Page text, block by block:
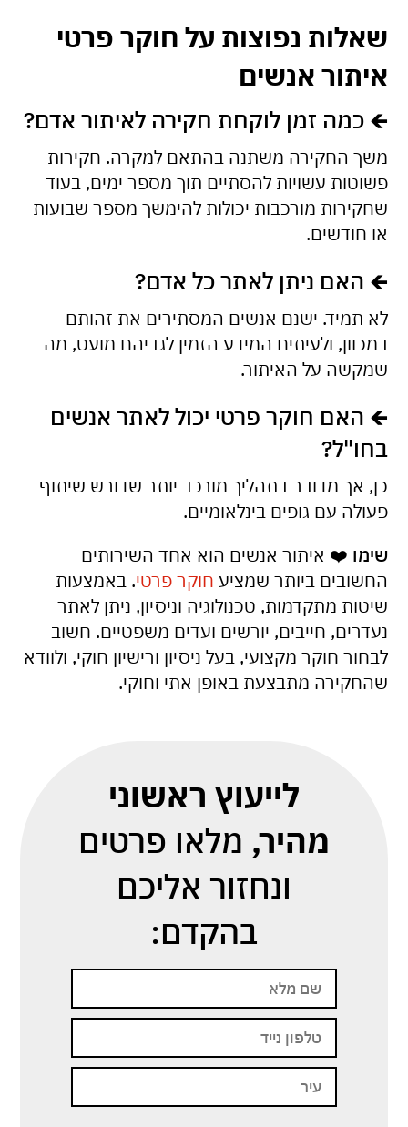
שאלות נפוצות על חוקר פרטי
איתור אנשים
🡸כמה זמן לוקחת חקירה לאיתור אדם?
משך החקירה משתנה בהתאם למקרה. חקירות
פשוטות עשויות להסתיים תוך מספר ימים, בעוד
שחקירות מורכבות יכולות להימשך מספר שבועות
או חודשים.
🡸 האם ניתן לאתר כל אדם?
לא תמיד. ישנם אנשים המסתירים את זהותם
במכוון, ולעיתים המידע הזמין לגביהם מועט, מה
שמקשה על האיתור.
🡸 האם חוקר פרטי יכול לאתר אנשים
בחו"ל?
כן, אך מדובר בתהליך מורכב יותר שדורש שיתוף
פעולה עם גופים בינלאומיים.
שימו ❤️ איתור אנשים הוא אחד השירותים
החשובים ביותר שמציע חוקר פרטי. באמצעות
שיטות מתקדמות, טכנולוגיה וניסיון, ניתן לאתר
נעדרים, חייבים, יורשים ועדים משפטיים. חשוב
לבחור חוקר מקצועי, בעל ניסיון ורישיון חוקי, ולוודא
שהחקירה מתבצעת באופן אתי וחוקי.
לייעוץ ראשוני
מהיר, מלאו פרטים
ונחזור אליכם
בהקדם: